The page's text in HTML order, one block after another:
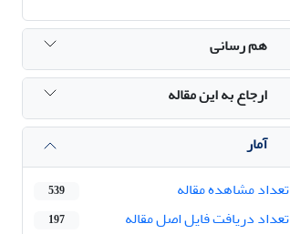
هم رسانی
ارجاع به این مقاله
آمار
تعداد مشاهده مقاله
539
تعداد دریافت فایل اصل مقاله 197